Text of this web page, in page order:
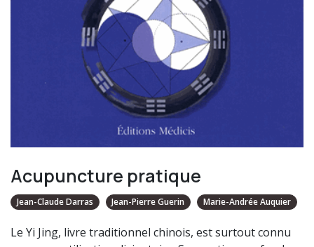
Acupuncture pratique
Jean-Claude Darras Jean-Pierre Guerin Marie-Andrée Auquier
Le Yi Jing, livre traditionnel chinois, est surtout connu